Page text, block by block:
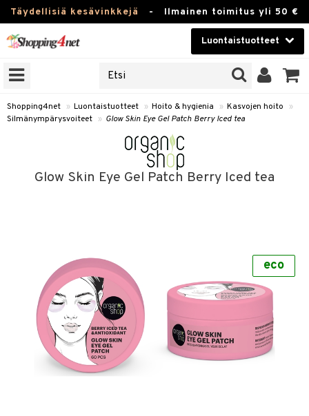
Täydellisiä kesävinkkejä - Ilmainen toimitus yli 50 €
Luontaistuotteet
Kauneudenhoito
Piilolinssit
Fitness
Tuotemerkkejä
Kampanjat
Shopping4net » Luontaistuotteet » Hoito & hygienia » Kasvojen hoito
»
Silmänympärysvoiteet » Glow Skin Eye Gel Patch Berry Iced tea
Glow Skin Eye Gel Patch Berry Iced tea
eco
& pähkinät
leivonta
& kynnet
pigmentti
tuotteet